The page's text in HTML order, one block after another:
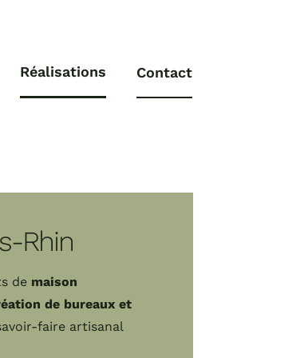
Réalisations Contact
Rhin
de maison
de bureaux et
faire artisanal